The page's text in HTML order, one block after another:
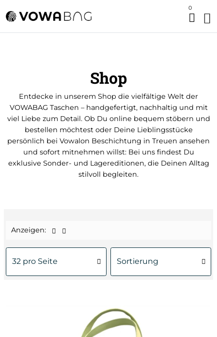
0
Shop
Entdecke in unserem Shop die vielfältige Welt der
VOWABAG Taschen – handgefertigt, nachhaltig und mit
viel Liebe zum Detail. Ob Du online bequem stöbern und
bestellen möchtest oder Deine Lieblingsstücke
persönlich bei Vowalon Beschichtung in Treuen ansehen
und sofort mitnehmen willst: Bei uns findest Du
exklusive Sonder- und Lagereditionen, die Deinen Alltag
stilvoll begleiten.
Anzeigen: